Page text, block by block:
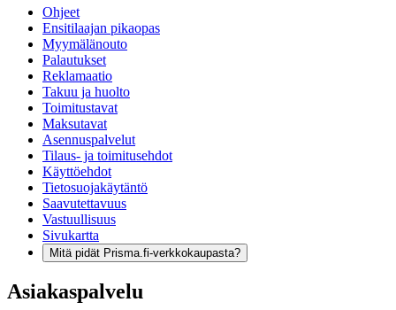
Ohjeet
Ensitilaajan pikaopas
Myymälänouto
Palautukset
Reklamaatio
Takuu ja huolto
Toimitustavat
Maksutavat
Asennuspalvelut
Tilaus- ja toimitusehdot
Käyttöehdot
Tietosuojakäytäntö
Saavutettavuus
Vastuullisuus
Sivukartta
Mitä pidät Prisma.fi-verkkokaupasta?
Asiakaspalvelu